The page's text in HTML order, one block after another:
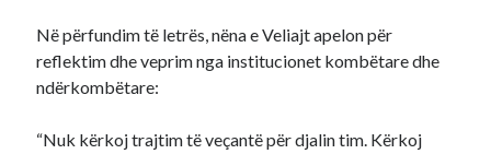
Në përfundim të letrës, nëna e Veliajt apelon për
reflektim dhe veprim nga institucionet kombëtare dhe
ndërkombëtare:
“Nuk kërkoj trajtim të veçantë për djalin tim. Kërkoj